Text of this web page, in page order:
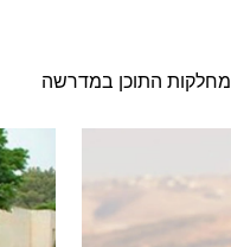
מחלקות התוכן במדרשה